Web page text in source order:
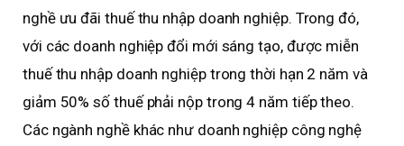
nghề ưu đãi thuế thu nhập doanh nghiệp. Trong đó,
với các doanh nghiệp đổi mới sáng tạo, được miễn
thuế thu nhập doanh nghiệp trong thời hạn 2 năm và
giảm 50% số thuế phải nộp trong 4 năm tiếp theo.
Các ngành nghề khác như doanh nghiệp công nghệ